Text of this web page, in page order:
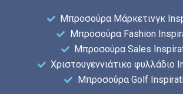
Μπροσούρα Μάρκετινγκ
Μπροσούρα Fashion
Μπροσούρα Sales
Χριστουγεννιάτικο φυλλάδιο
Μπροσούρα Golf